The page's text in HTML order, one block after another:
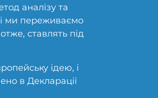
аналізу та
ми переживаємо
ставлять під
ідею, і
в Декларації